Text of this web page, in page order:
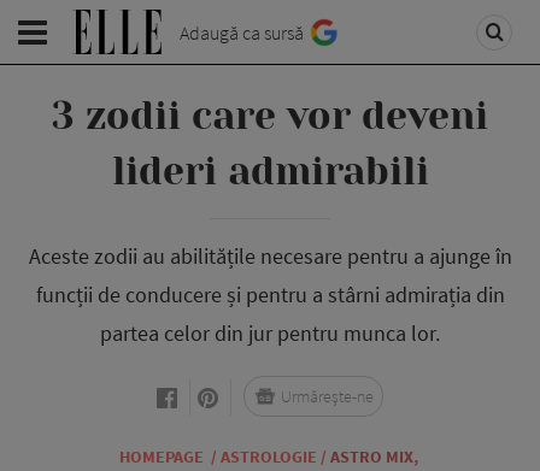
Adaugă ca sursă
3 zodii care vor deveni
lideri admirabili
Aceste zodii au abilitățile necesare pentru a ajunge în
funcții de conducere și pentru a stârni admirația din
partea celor din jur pentru munca lor.
HOMEPAGE / ASTROLOGIE / ASTRO MIX,
Urmărește-ne